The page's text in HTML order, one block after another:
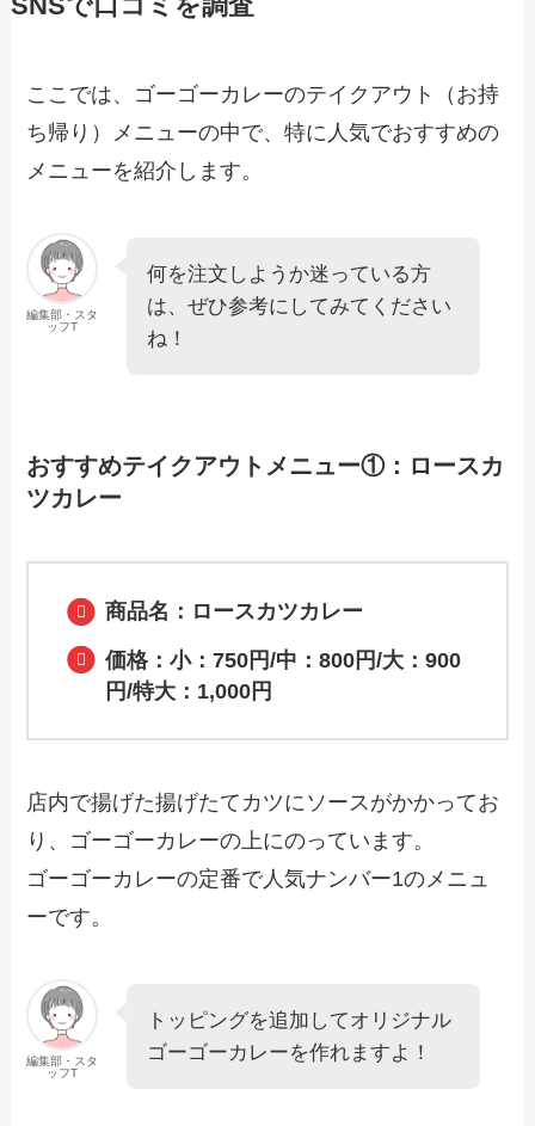
【2024年最新】やっぱりステーキのテイ
【2024年最新】MKレストランで人気の
テイクアウト（お持ち帰り）メニュー
は？おすすめ商品や予約・注文方法も紹
【2024年最新】まいどおおきに食堂のテ
イクアウトメニュー！持ち帰りの弁当メ
ニューや注文方法も解説
当のネット注文・予約も解説
【2024年最新】らあめん花月嵐で人気の
テイクアウト（お持ち帰り）メニュー
は？おすすめ商品や予約・注文方法も紹
介
ト（お持ち帰り）メニュー一覧！予約・
注文方法やキャンペーン情報も解説
【2024年最新】カプリチョーザで人気の
【2024年最新】秋吉のお持ち帰りメニュ
ー・値段一覧！注文は何時から？ネット
注文や電話での予約方法も解説
SNSで口コミを調査
ここでは、ゴーゴーカレーのテイクアウト（お持
ち帰り）メニューの中で、特に人気でおすすめの
メニューを紹介します。
編集部・スタ
ッフT
何を注文しようか迷っている方
は、ぜひ参考にしてみてください
ね！
おすすめテイクアウトメニュー①：ロースカ
ツカレー
商品名：ロースカツカレー
価格：小：750円/中：800円/大：900
円/特大：1,000円
店内で揚げた揚げたてカツにソースがかかってお
り、ゴーゴーカレーの上にのっています。
ゴーゴーカレーの定番で人気ナンバー1のメニュ
ーです。
編集部・スタ
ッフT
トッピングを追加してオリジナル
ゴーゴーカレーを作れますよ！